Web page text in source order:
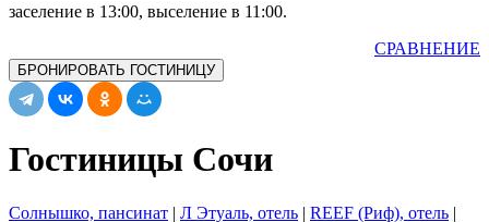
заселение в 13:00, выселение в 11:00.
СРАВНЕНИЕ
БРОНИРОВАТЬ ГОСТИНИЦУ
Гостиницы Сочи
Солнышко, пансинат | Л Этуаль, отель | REEF (Риф), отель |